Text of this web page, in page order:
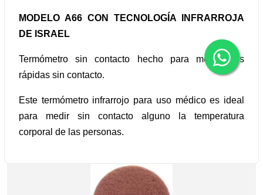
MODELO A66 CON TECNOLOGÍA INFRARROJA
DE ISRAEL
Termómetro sin contacto hecho para mediciones
rápidas sin contacto.
Este termómetro infrarrojo para uso médico es ideal
para medir sin contacto alguno la temperatura
corporal de las personas.